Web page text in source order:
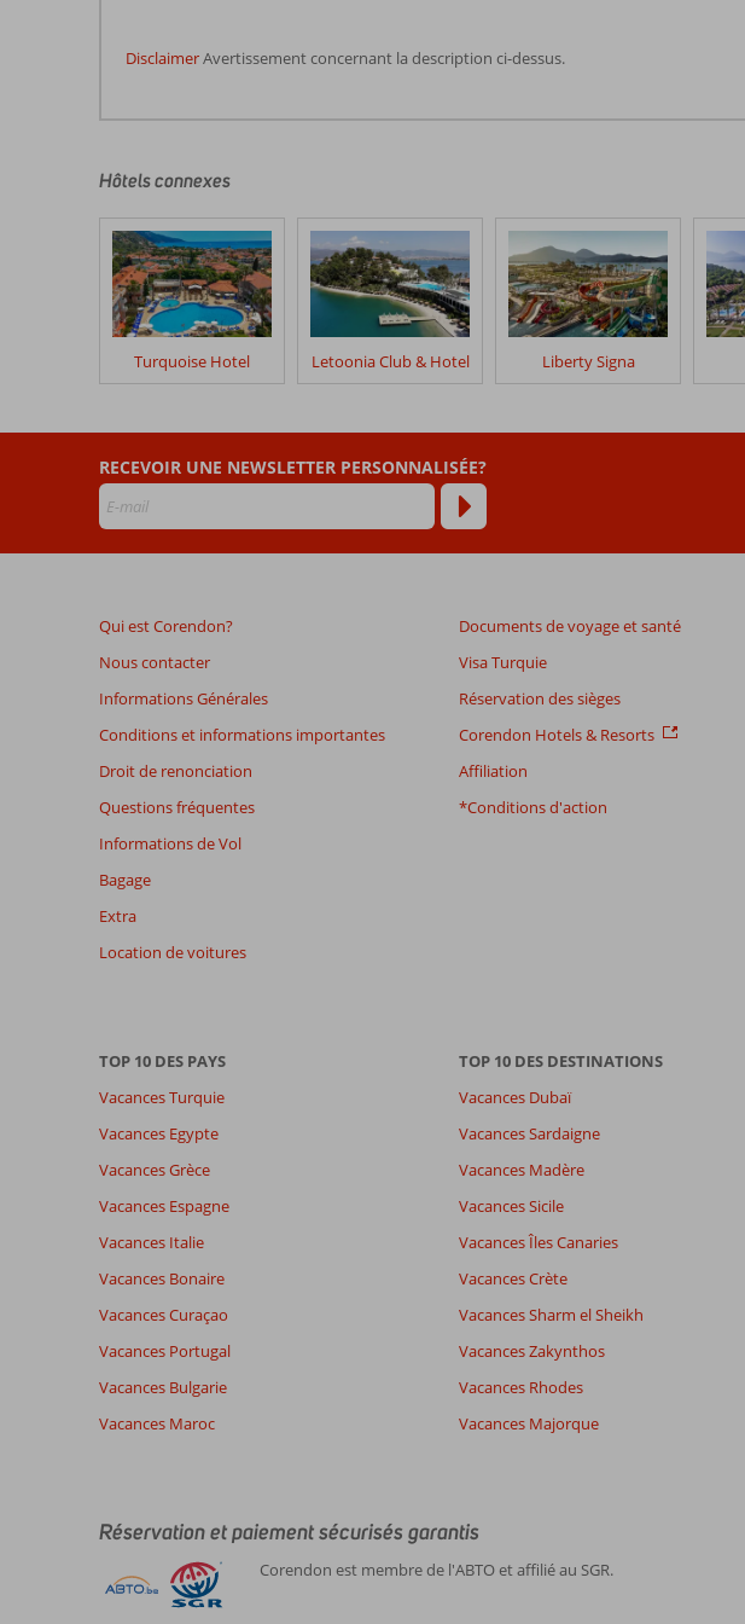
DisclaimerAvertissement concernant la description ci-dessus.
écrits
nos
clients
après
leur
séjour
Sundia
avis
datant
de
mois
ne
sont
plus
affichés
afin
de
garantir
présentés.
sur
avis.
Hôtels connexes
Turquoise Hotel Letoonia Club & Hotel Liberty Signa
RECEVOIR UNE NEWSLETTER PERSONNALISÉE?
Qui est Corendon?
Nous contacter
Informations Générales
Conditions et informations importantes
Droit de renonciation
Questions fréquentes
Informations de Vol
Bagage
Extra
Location de voitures
Documents de voyage et santé
Visa Turquie
Réservation des sièges
Corendon Hotels & Resorts
Affiliation
*Conditions d'action
TOP 10 DES PAYS
Vacances Turquie
Vacances Egypte
Vacances Grèce
Vacances Espagne
Vacances Italie
Vacances Bonaire
Vacances Curaçao
Vacances Portugal
Vacances Bulgarie
Vacances Maroc
TOP 10 DES DESTINATIONS
Vacances Dubaï
Vacances Sardaigne
Vacances Madère
Vacances Sicile
Vacances Îles Canaries
Vacances Crète
Vacances Sharm el Sheikh
Vacances Zakynthos
Vacances Rhodes
Vacances Majorque
Réservation et paiement sécurisés garantis
Corendon est membre de l'ABTO et affilié au SGR.